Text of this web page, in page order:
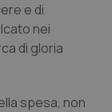
e di
nei
di gloria
spesa, non